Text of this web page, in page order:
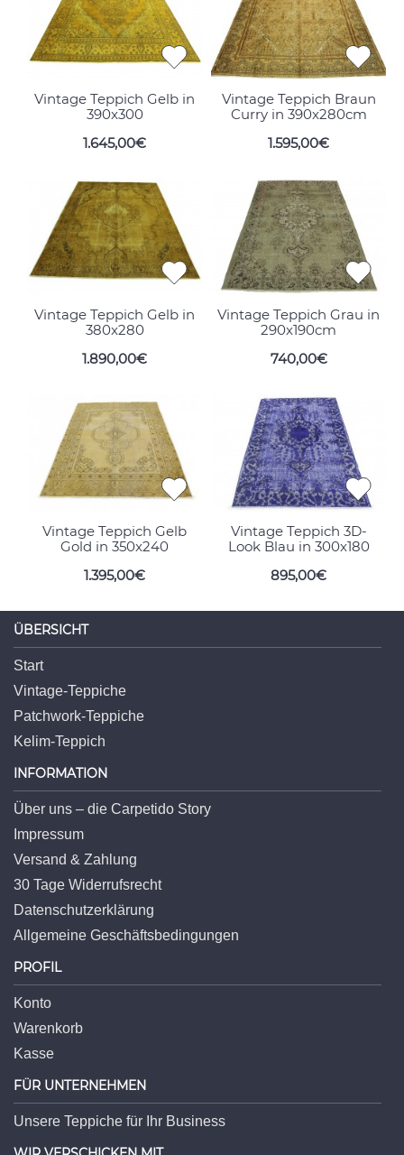
Vintage Teppich Gelb in
390x300
1.645,00€
Vintage Teppich Braun
Curry in 390x280cm
1.595,00€
Vintage Teppich Gelb in
380x280
1.890,00€
Vintage Teppich Grau in
290x190cm
740,00€
Vintage Teppich Gelb
Gold in 350x240
1.395,00€
Vintage Teppich 3D-
Look Blau in 300x180
895,00€
ÜBERSICHT
Start
Vintage-Teppiche
Patchwork-Teppiche
Kelim-Teppich
INFORMATION
Über uns – die Carpetido Story
Impressum
Versand & Zahlung
30 Tage Widerrufsrecht
Datenschutzerklärung
Allgemeine Geschäftsbedingungen
PROFIL
Konto
Warenkorb
Kasse
FÜR UNTERNEHMEN
Unsere Teppiche für Ihr Business